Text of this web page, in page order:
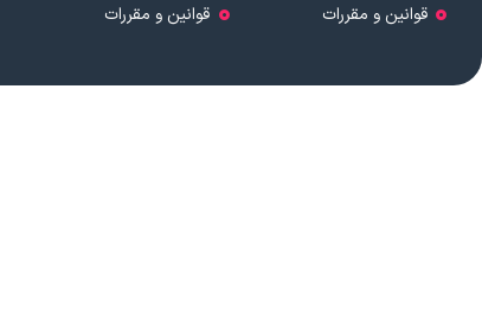
قوانین و مقررات
قوانین و مقررات